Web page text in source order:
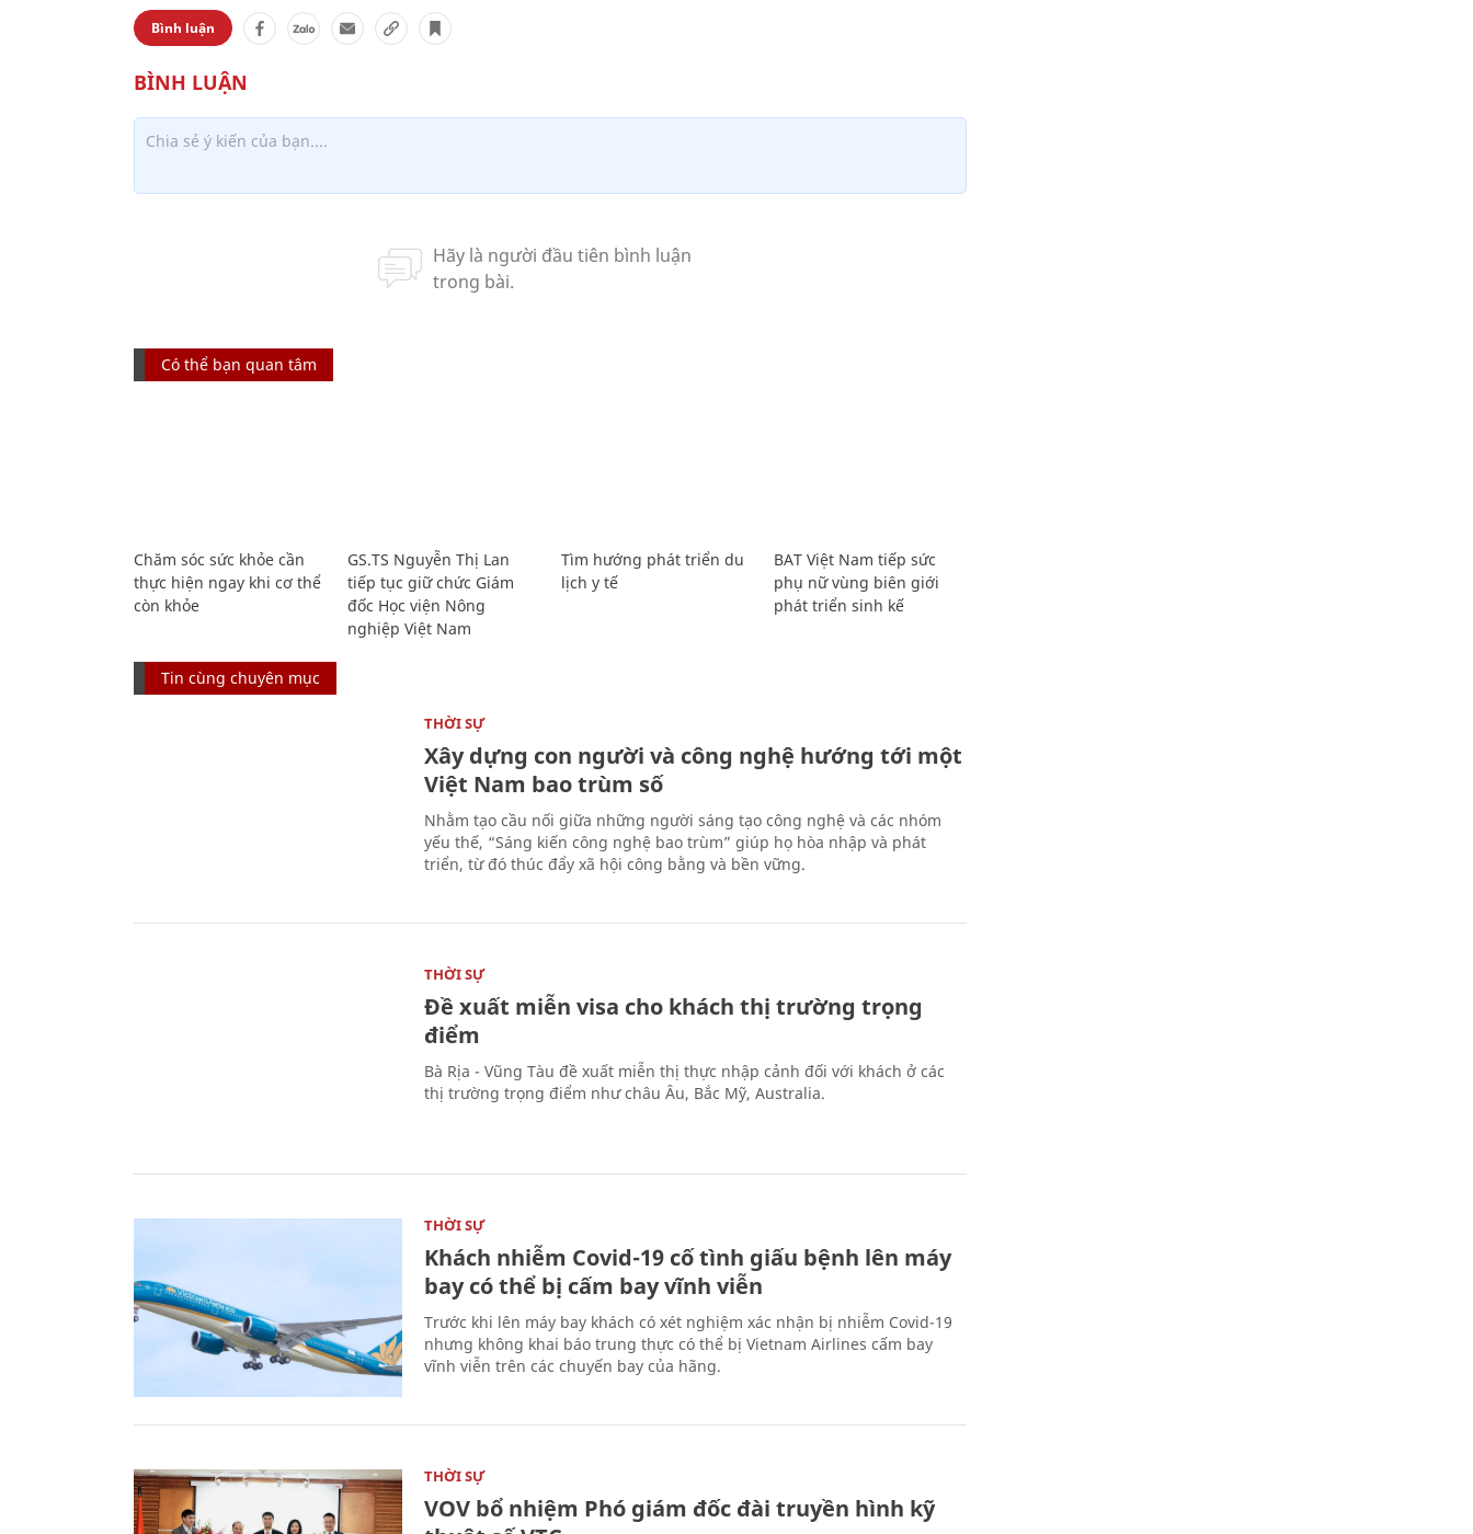
Bình luận
Có thể bạn quan tâm
Chăm sóc sức khỏe cần
thực hiện ngay khi cơ thể
còn khỏe
GS.TS Nguyễn Thị Lan
tiếp tục giữ chức Giám
đốc Học viện Nông
nghiệp Việt Nam
Tìm hướng phát triển du
lịch y tế
BAT Việt Nam tiếp sức
phụ nữ vùng biên giới
phát triển sinh kế
Tin cùng chuyên mục
THỜI SỰ
Xây dựng con người và công nghệ hướng tới một
Việt Nam bao trùm số
Nhằm tạo cầu nối giữa những người sáng tạo công nghệ và các nhóm
yếu thế, “Sáng kiến công nghệ bao trùm” giúp họ hòa nhập và phát
triển, từ đó thúc đẩy xã hội công bằng và bền vững.
THỜI SỰ
Đề xuất miễn visa cho khách thị trường trọng
điểm
Bà Rịa - Vũng Tàu đề xuất miễn thị thực nhập cảnh đối với khách ở các
thị trường trọng điểm như châu Âu, Bắc Mỹ, Australia.
THỜI SỰ
Khách nhiễm Covid-19 cố tình giấu bệnh lên máy
bay có thể bị cấm bay vĩnh viễn
Trước khi lên máy bay khách có xét nghiệm xác nhận bị nhiễm Covid-19
nhưng không khai báo trung thực có thể bị Vietnam Airlines cấm bay
vĩnh viễn trên các chuyến bay của hãng.
THỜI SỰ
VOV bổ nhiệm Phó giám đốc đài truyền hình kỹ